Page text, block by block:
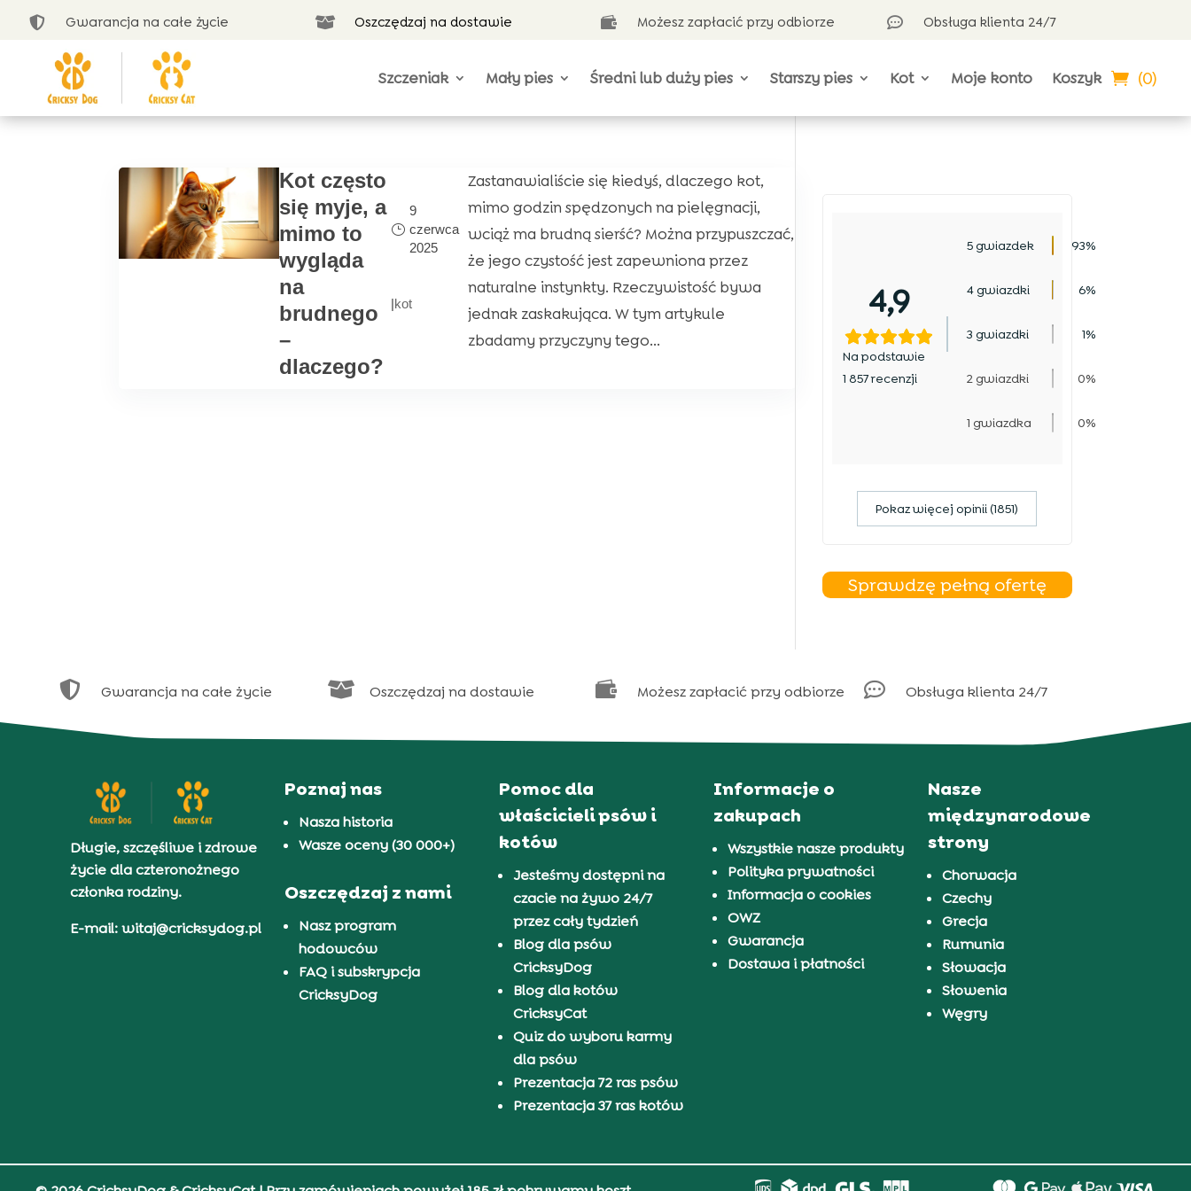
 Gwarancja na całe życie  Oszczędzaj na dostawie  Możesz zapłacić przy odbiorze  Obsługa klienta 24/7
Szczeniak Mały pies Średni lub duży pies Starszy pies Kot Moje konto Koszyk (0)
Kot często
się myje, a
mimo to
wygląda
na
brudnego
–
dlaczego?
9
czerwca
2025
|kot
Zastanawialiście się kiedyś, dlaczego kot,
mimo godzin spędzonych na pielęgnacji,
wciąż ma brudną sierść? Można przypuszczać,
że jego czystość jest zapewniona przez
naturalne instynkty. Rzeczywistość bywa
jednak zaskakująca. W tym artykule
zbadamy przyczyny tego...
4,9
Na podstawie
1 857 recenzji
5 gwiazdek 93%
4 gwiazdki 6%
3 gwiazdki 1%
2 gwiazdki 0%
1 gwiazdka 0%
Pokaz więcej opinii (1851)
Sprawdzę pełną ofertę
 Gwarancja na całe życie  Oszczędzaj na dostawie  Możesz zapłacić przy odbiorze  Obsługa klienta 24/7
Długie, szczęśliwe i zdrowe
życie dla czteronożnego
członka rodziny.
E-mail: witaj@cricksydog.pl
Poznaj nas
Nasza historia
Wasze oceny (30 000+)
Oszczędzaj z nami
Nasz program
hodowców
FAQ i subskrypcja
CricksyDog
Pomoc dla
właścicieli psów i
kotów
Jesteśmy dostępni na
czacie na żywo 24/7
przez cały tydzień
Blog dla psów
CricksyDog
Blog dla kotów
CricksyCat
Quiz do wyboru karmy
dla psów
Prezentacja 72 ras psów
Prezentacja 37 ras kotów
Informacje o
zakupach
Wszystkie nasze produkty
Polityka prywatności
Informacja o cookies
OWZ
Gwarancja
Dostawa i płatności
Nasze
międzynarodowe
strony
Chorwacja
Czechy
Grecja
Rumunia
Słowacja
Słowenia
Węgry